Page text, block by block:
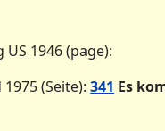
US 1946 (page):
(Seite): 341 Es